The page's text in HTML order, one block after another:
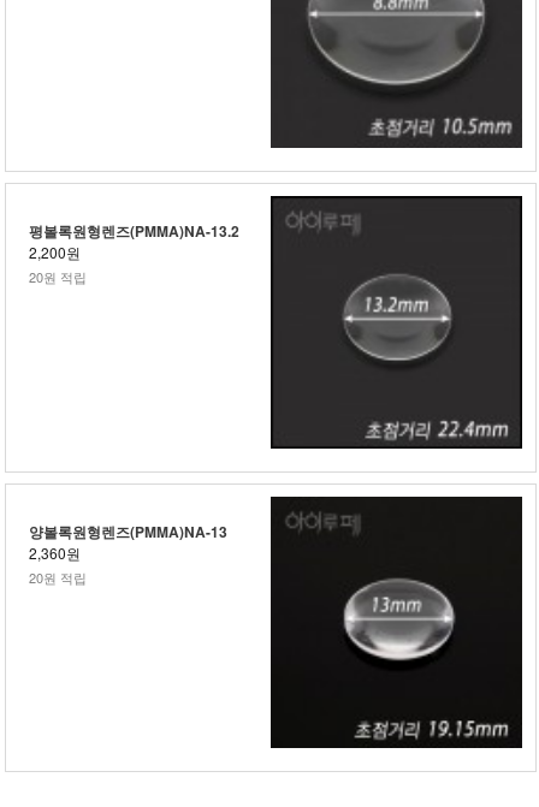
평볼록원형렌즈(PMMA)NA-13.2
2,200원
20원 적립
양볼록원형렌즈(PMMA)NA-13
2,360원
20원 적립